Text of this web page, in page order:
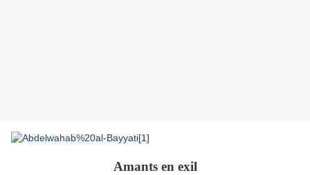
Amants en exil